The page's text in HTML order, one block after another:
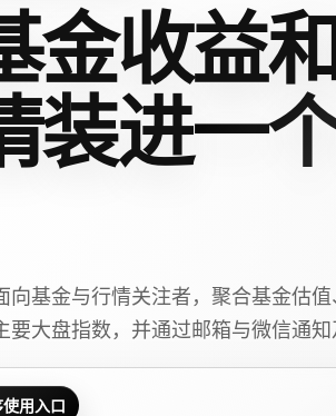
金收益
装进一
向基金与行情关注者，聚合基金估
要大盘指数，并通过邮箱与微信通知
用入口